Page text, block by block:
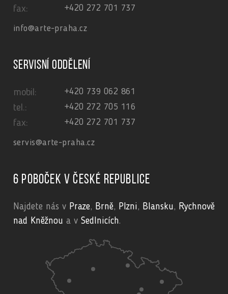
fax: +420 272 701 737
info@arte-praha.cz
Servisní oddělení
mobil: +420 739 062 861
tel.: +420 272 705 116
fax: +420 272 701 737
servis@arte-praha.cz
6 poboček v České republice
Najdete nás v Praze, Brně, Plzni, Blansku, Rychnově
nad Kněžnou a v Sedlnicích.